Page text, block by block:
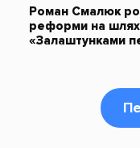
Роман Смалюк
реформи на
«Залаштунками